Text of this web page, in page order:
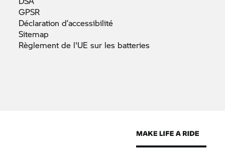
GPSR
Déclarationd’accessibilité
Sitemap
Règlement de l'UE sur les batteries